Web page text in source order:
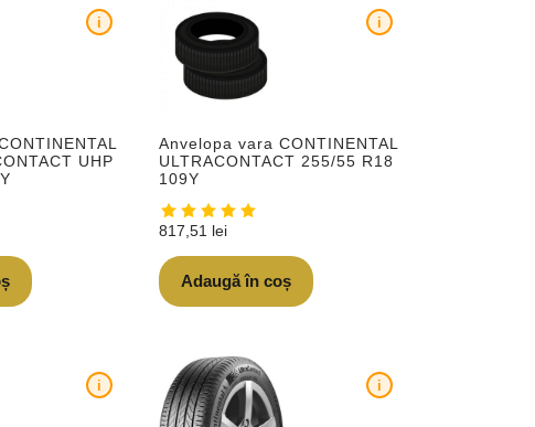
UHP
i
Anvelopa vara CONTINENTAL
ULTRACONTACT 255/55 R18
109Y
i
817,51 lei
Adaugă în coș
i i